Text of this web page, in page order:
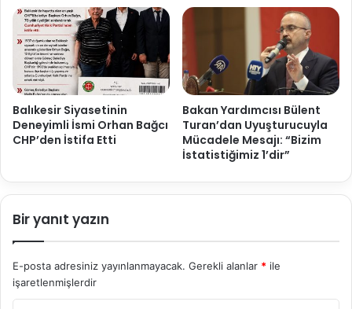
Balıkesir Siyasetinin
Deneyimli İsmi Orhan Bağcı
CHP’den İstifa Etti
Bakan Yardımcısı Bülent
Turan’dan Uyuşturucuyla
Mücadele Mesajı: “Bizim
İstatistiğimiz 1’dir”
Bir yanıt yazın
E-posta adresiniz yayınlanmayacak. Gerekli alanlar * ile
işaretlenmişlerdir